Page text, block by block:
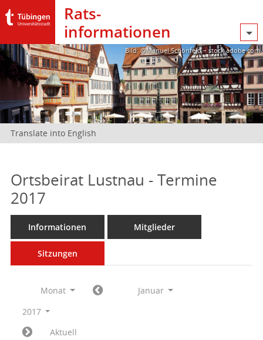
Rats­
informationen
Bild: @Manuel Schönfeld – stock.adobe.com
Translate into English
Ortsbeirat Lustnau - Termine
2017
Informationen Mitglieder
Sitzungen
Monat
Januar
2017
Aktuell